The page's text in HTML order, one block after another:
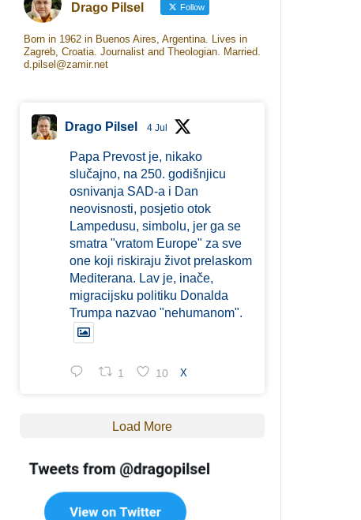
Drago Pilsel Follow
Born in 1962 in Buenos Aires, Argentina. Lives in
Zagreb, Croatia. Journalist and Theologian. Married.
d.pilsel@zamir.net
Drago Pilsel 4 Jul
Papa Prevost je, nikako
slučajno, na 250. godišnjicu
osnivanja SAD-a i Dan
neovisnosti, posjetio otok
Lampedusu, simbolu, jer ga se
smatra "vratom Europe" za sve
one koji riskiraju život prelaskom
Mediterana. Lav je, inače,
migracijsku politiku Donalda
Trumpa nazvao "nehumanom".
1 10 X
Load More